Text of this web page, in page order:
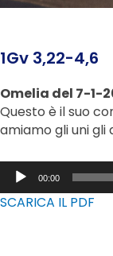
1Gv 3,22-4,6
Omelia del 7-1-
Questo è il suo
amiamo gli uni gli
Audio
Player
00:00
SCARICA IL PDF